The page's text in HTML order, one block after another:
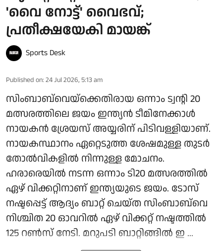
'വൈ നോട്ട്' വൈഭവ്;
പ്രതീക്ഷയേകി മായങ്ക്
Sports Desk
Published on: 24 Jul 2026, 5:13 am
സിംബാബ്‌വെയ്ക്കെതിരായ ഒന്നാം ട്വന്റി 20
മത്സരത്തിലെ ജയം ഇന്ത്യന്‍ ടീമിനേക്കാള്‍
നായകന്‍ ശ്രേയസ് അയ്യരിന് പിടിവള്ളിയാണ്.
നായകസ്ഥാനം ഏറ്റെടുത്ത ശേഷമുള്ള തുടര്‍
തോല്‍വികളില്‍ നിന്നുള്ള മോചനം.
ഹരാരെയില്‍ നടന്ന ഒന്നാം ടി20 മത്സരത്തില്‍
ഏഴ് വിക്കറ്റിനാണ് ഇന്ത്യയുടെ ജയം. ടോസ്
നഷ്ടപ്പെട്ട് ആദ്യം ബാറ്റ് ചെയ്ത സിംബാബ്‌വെ
നിശ്ചിത 20 ഓവറില്‍ ഏഴ് വിക്കറ്റ് നഷ്ടത്തില്‍
125 റണ്‍സ് നേടി. മറുപടി ബാറ്റിങ്ങില്‍ ഇ ...